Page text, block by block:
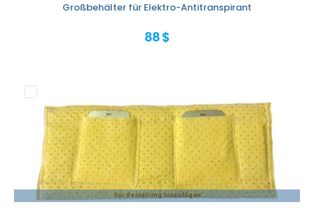
Großbehälter für Elektro-Antitranspirant
88 $
Zur Bestellung hinzufügen